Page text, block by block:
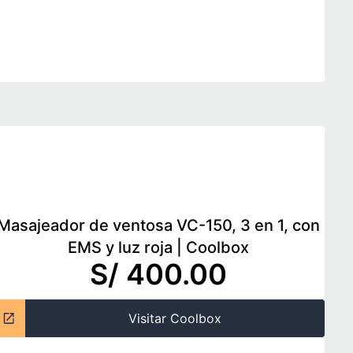
de ventosa VC-150, 3 en 1, con
EMS y luz roja
Coolbox
S/ 400.00
Visitar Coolbox